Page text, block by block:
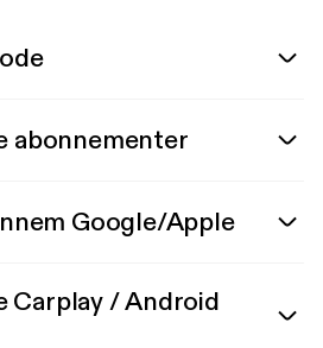
abonnementer
Google/Apple
Carplay / Android